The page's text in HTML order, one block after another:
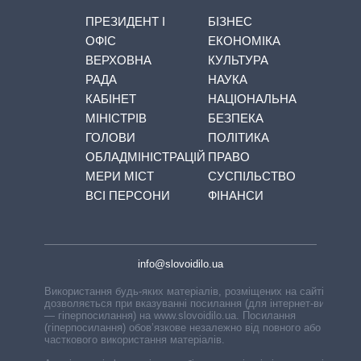
ПРЕЗИДЕНТ І
ОФІС
ВЕРХОВНА
РАДА
КАБІНЕТ
МІНІСТРІВ
ГОЛОВИ
ОБЛАДМІНІСТРАЦІЙ
МЕРИ МІСТ
ВСІ ПЕРСОНИ
БІЗНЕС
ЕКОНОМІКА
КУЛЬТУРА
НАУКА
НАЦІОНАЛЬНА
БЕЗПЕКА
ПОЛІТИКА
ПРАВО
СУСПІЛЬСТВО
ФІНАНСИ
info@slovoidilo.ua
Використання будь-яких матеріалів, розміщених на сайті,
дозволяється при вказуванні посилання (для інтернет-видань
— гіперпосилання) на www.slovoidilo.ua. Посилання
(гіперпосилання) обов’язкове незалежно від повного або
часткового використання матеріалів.